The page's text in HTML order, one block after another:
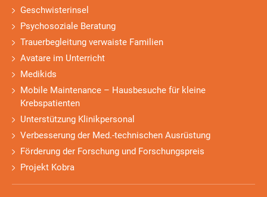
Geschwisterinsel
Psychosoziale Beratung
Trauerbegleitung verwaiste Familien
Avatare im Unterricht
Medikids
Mobile Maintenance – Hausbesuche für kleine
Krebspatienten
Unterstützung Klinikpersonal
Verbesserung der Med.-technischen Ausrüstung
Förderung der Forschung und Forschungspreis
Projekt Kobra